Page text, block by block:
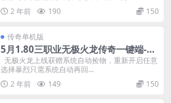
2 年前
190 150
传奇单机版
5月1.80三职业无极火龙传奇一键端-九
层妖塔庄园-附带GM后台
无极火龙上线获赠系统自动捡物，重新开启任意
选择暴烈只需系统自动再回...
2 年前
149 150